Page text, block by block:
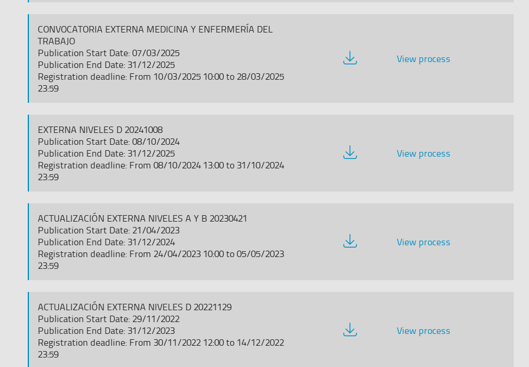
CONVOCATORIA EXTERNA MEDICINA Y ENFERMERÍA DEL
TRABAJO
Publication Start Date: 07/03/2025
Publication End Date: 31/12/2025
Registration deadline: From 10/03/2025 10:00 to 28/03/2025
23:59
Download
Documentation
View process
EXTERNA NIVELES D 20241008
Publication Start Date: 08/10/2024
Publication End Date: 31/12/2025
Registration deadline: From 08/10/2024 13:00 to 31/10/2024
23:59
Download
Documentation
View process
ACTUALIZACIÓN EXTERNA NIVELES A Y B 20230421
Publication Start Date: 21/04/2023
Publication End Date: 31/12/2024
Registration deadline: From 24/04/2023 10:00 to 05/05/2023
23:59
Download
Documentation
View process
ACTUALIZACIÓN EXTERNA NIVELES D 20221129
Publication Start Date: 29/11/2022
Publication End Date: 31/12/2023
Registration deadline: From 30/11/2022 12:00 to 14/12/2022
23:59
Download
Documentation
View process